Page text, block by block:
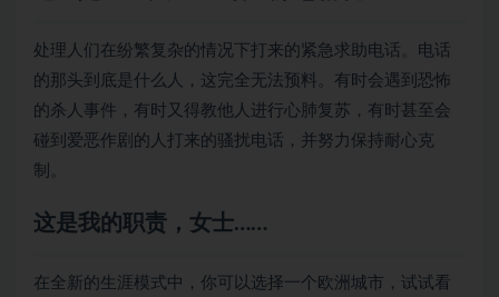
处理人们在纷繁复杂的情况下打来的紧急求助电话。电话
的那头到底是什么人，这完全无法预料。有时会遇到恐怖
的杀人事件，有时又得教他人进行心肺复苏，有时甚至会
碰到爱恶作剧的人打来的骚扰电话，并努力保持耐心克
制。
这是我的职责，女士……
在全新的生涯模式中，你可以选择一个欧洲城市，试试看